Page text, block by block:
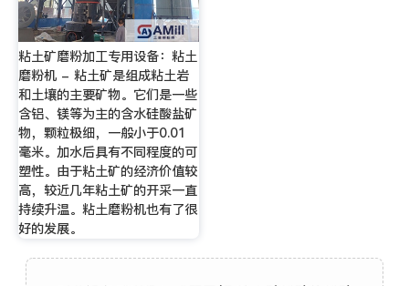
粘土矿磨粉加工专用设备：粘土
磨粉机 - 粘土矿是组成粘土岩
和土壤的主要矿物。它们是一些
含铝、镁等为主的含水硅酸盐矿
物，颗粒极细，一般小于0.01
毫米。加水后具有不同程度的可
塑性。由于粘土矿的经济价值较
高，较近几年粘土矿的开采一直
持续升温。粘土磨粉机也有了很
好的发展。